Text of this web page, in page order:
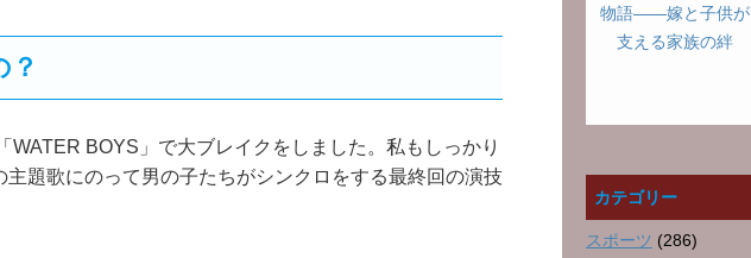
？
WATER BOYS」で大ブレイクをしました。私もしっかり
主題歌にのって男の子たちがシンクロをする最終回の演技
物語――嫁と子供が
支える家族の絆
カテゴリー
スポーツ (286)